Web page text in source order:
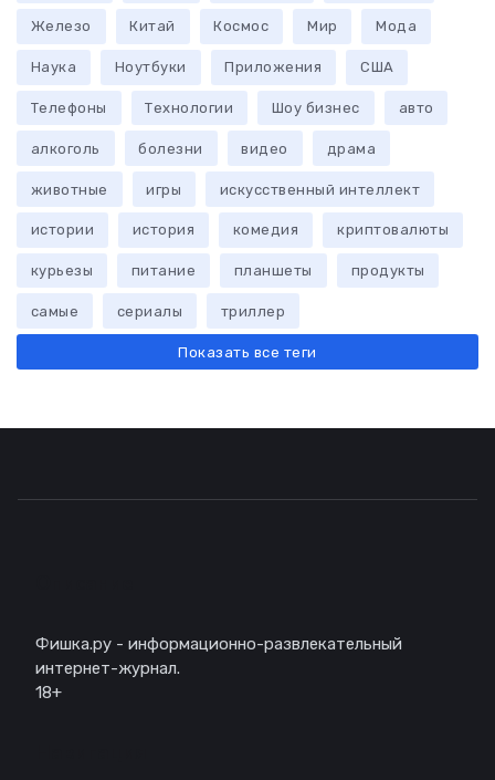
Железо Китай Космос Мир Мода
Наука Ноутбуки Приложения США
Телефоны Технологии Шоу бизнес авто
алкоголь болезни видео драма
животные игры искусственный интеллект
истории история комедия криптовалюты
курьезы питание планшеты продукты
самые сериалы триллер
Показать все теги
Фишка.ру - информационно-развлекательный
интернет-журнал.
18+